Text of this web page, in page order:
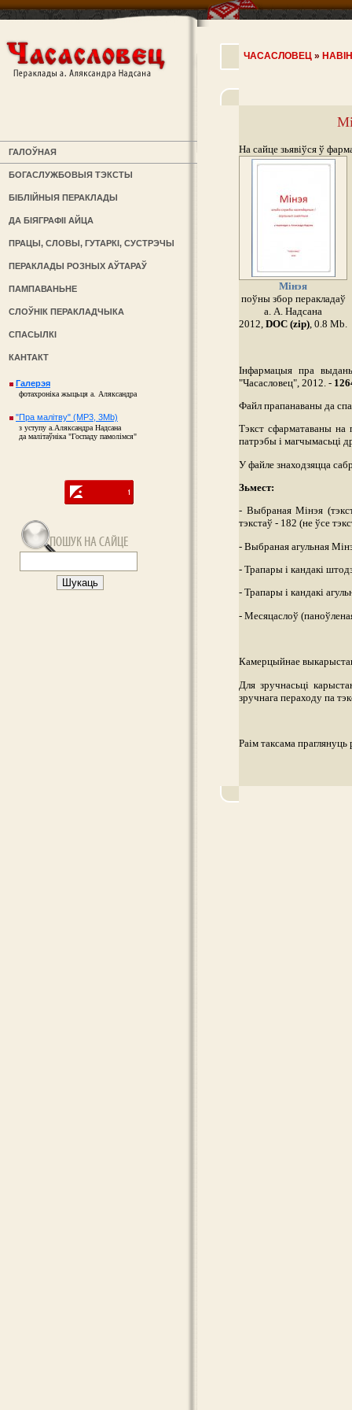
ГАЛОЎНАЯ
БОГАСЛУЖБОВЫЯ ТЭКСТЫ
БІБЛІЙНЫЯ ПЕРАКЛАДЫ
ДА БІЯГРАФІІ АЙЦА
ПРАЦЫ, СЛОВЫ, ГУТАРКІ, СУСТРЭЧЫ
ПЕРАКЛАДЫ РОЗНЫХ АЎТАРАЎ
ПАМПАВАНЬНЕ
СЛОЎНІК ПЕРАКЛАДЧЫКА
СПАСЫЛКІ
КАНТАКТ
Галерэя
фотахроніка жыцьця а. Аляксандра
"Пра малітву" (MP3, 3Mb)
з уступу а.Аляксандра Надсана
да малітаўніка "Госпаду памолімся"
ЧАСАСЛОВЕЦ »
На сайце зьявіўся ў
Мінэя
поўны збор перакладаў
а. А. Надсана
2012, DOC (zip), 0.8 Мb.
Інфармацыя пра
"Часасловец", 2012. -
Файл прапанаваны да
Тэкст сфарматаваны
патрэбы і магчымасьці
У файле знаходзяцца
Зьмест:
- Выбраная Мінэя
тэкстаў - 182 (не ўсе
- Выбраная агульная
- Трапары і кандакі
- Трапары і кандакі
- Месяцаслоў
Камерцыйнае
Для зручнасьці
зручнага пераходу па
Раім таксама праглянуць